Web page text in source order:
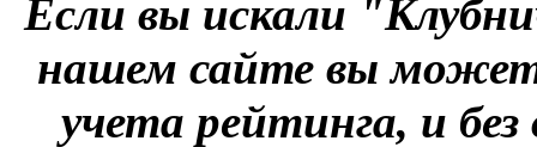
Если вы искали
нашем сайте вы
учета рейтинга, и